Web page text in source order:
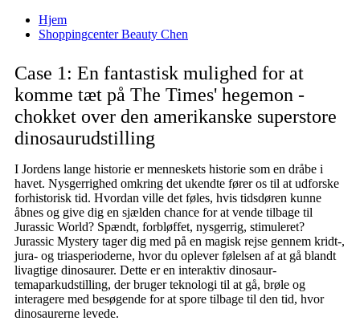
Hjem
Shoppingcenter Beauty Chen
Case 1: En fantastisk mulighed for at
komme tæt på The Times' hegemon -
chokket over den amerikanske superstore
dinosaurudstilling
I Jordens lange historie er menneskets historie som en dråbe i
havet. Nysgerrighed omkring det ukendte fører os til at udforske
forhistorisk tid. Hvordan ville det føles, hvis tidsdøren kunne
åbnes og give dig en sjælden chance for at vende tilbage til
Jurassic World? Spændt, forbløffet, nysgerrig, stimuleret?
Jurassic Mystery tager dig med på en magisk rejse gennem kridt-,
jura- og triasperioderne, hvor du oplever følelsen af ​​at gå blandt
livagtige dinosaurer. Dette er en interaktiv dinosaur-
temaparkudstilling, der bruger teknologi til at gå, brøle og
interagere med besøgende for at spore tilbage til den tid, hvor
dinosaurerne levede.